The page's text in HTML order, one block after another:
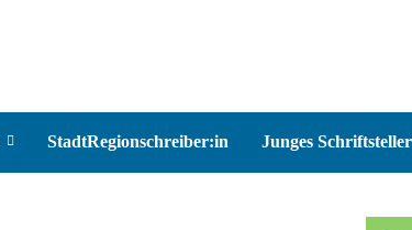
StadtRegionschreiber:in Junges